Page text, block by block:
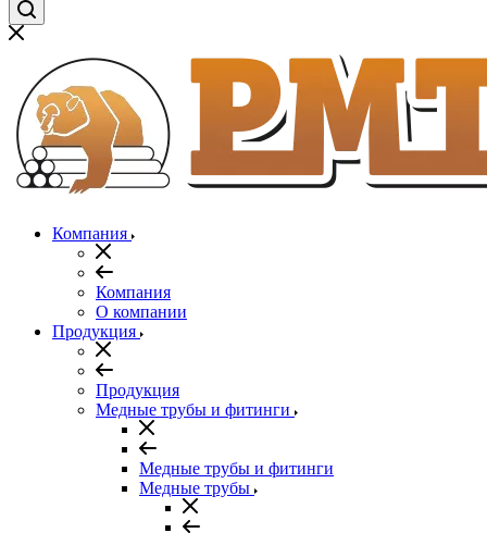
Компания
Компания
О компании
Продукция
Продукция
Медные трубы и фитинги
Медные трубы и фитинги
Медные трубы